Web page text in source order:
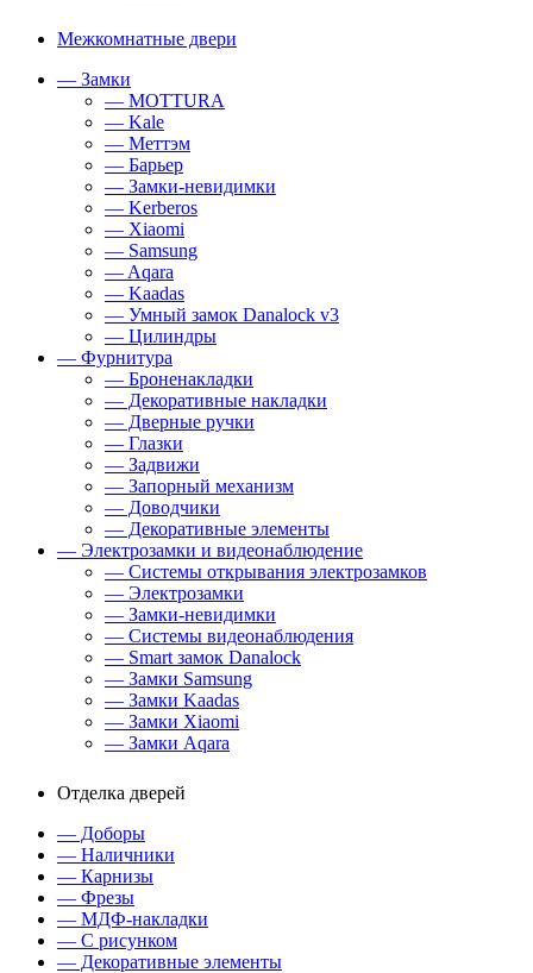
Межкомнатные двери
— Замки
— MOTTURA
— Kale
— Меттэм
— Барьер
— Замки-невидимки
— Kerberos
— Xiaomi
— Samsung
— Aqara
— Kaadas
— Умный замок Danalock v3
— Цилиндры
— Фурнитура
— Броненакладки
— Декоративные накладки
— Дверные ручки
— Глазки
— Задвижи
— Запорный механизм
— Доводчики
— Декоративные элементы
— Электрозамки и видеонаблюдение
— Системы открывания электрозамков
— Электрозамки
— Замки-невидимки
— Системы видеонаблюдения
— Smart замок Danalock
— Замки Samsung
— Замки Kaadas
— Замки Xiaomi
— Замки Aqara
Отделка дверей
— Доборы
— Наличники
— Карнизы
— Фрезы
— МДФ-накладки
— С рисунком
— Декоративные элементы